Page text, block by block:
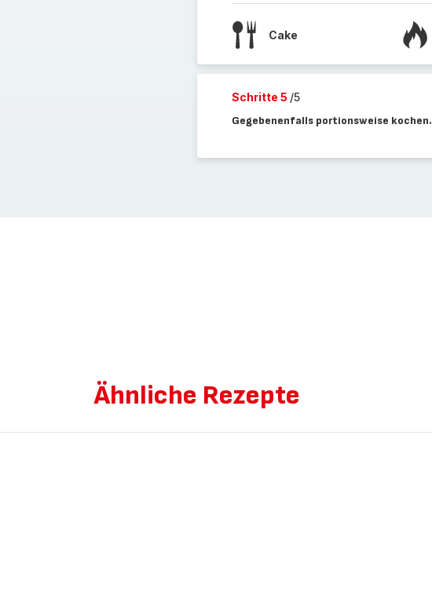
Cake
Schritte 5 /5
Gegebenenfalls portionsweise kochen.
Ähnliche Rezepte